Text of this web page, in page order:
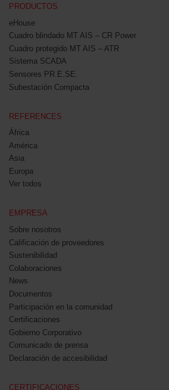
PRODUCTOS
eHouse
Cuadro blindado MT AIS – CR Power
Cuadro protegido MT AIS – ATR
Sistema SCADA
Sensores PR.E.SE.
Subestación Compacta
REFERENCES
África
América
Asia
Europa
Ver todos
EMPRESA
Sobre nosotros
Calificación de proveedores
Sustenibilidad
Colaboraciones
News
Documentos
Participación en la comunidad
Certificaciones
Gobierno Corporativo
Comunicado de prensa
Declaración de accesibilidad
CERTIFICACIONES